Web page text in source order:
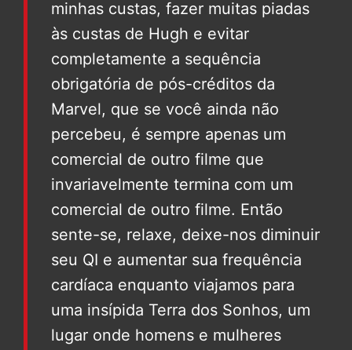
minhas custas, fazer muitas piadas
às custas de Hugh e evitar
completamente a sequência
obrigatória de pós-créditos da
Marvel, que se você ainda não
percebeu, é sempre apenas um
comercial de outro filme que
invariavelmente termina com um
comercial de outro filme. Então
sente-se, relaxe, deixe-nos diminuir
seu QI e aumentar sua frequência
cardíaca enquanto viajamos para
uma insípida Terra dos Sonhos, um
lugar onde homens e mulheres